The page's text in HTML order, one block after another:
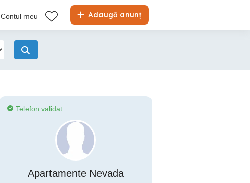
Adaugă anunț
Contul meu
Telefon validat
Apartamente Nevada